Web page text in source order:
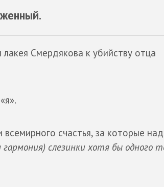
Смердякова к убийству отца
счастья, за которые
слезинки хотя бы одного